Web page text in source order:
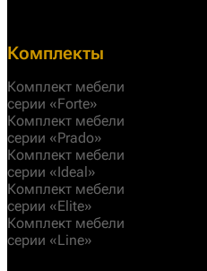
Комплекты
Комплект мебели
серии «Forte»
Комплект мебели
серии «Prado»
Комплект мебели
серии «Ideal»
Комплект мебели
серии «Elite»
Комплект мебели
серии «Line»